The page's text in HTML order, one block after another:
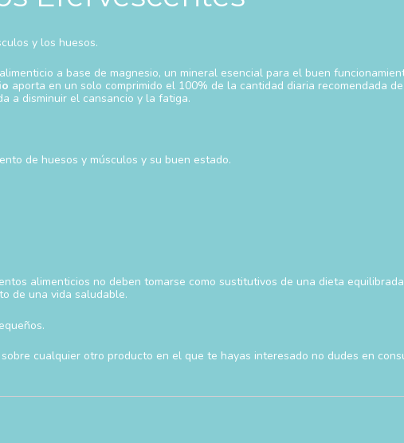
y los huesos.
a base de magnesio, un mineral esencial para el buen
aporta en un solo comprimido el 100% de la cantidad diaria recomendada
a disminuir el cansancio y la fatiga.
de huesos y músculos y su buen estado.
alimenticios no deben tomarse como sustitutivos de una dieta
de una vida saludable.
cualquier otro producto en el que te hayas interesado no dudes en